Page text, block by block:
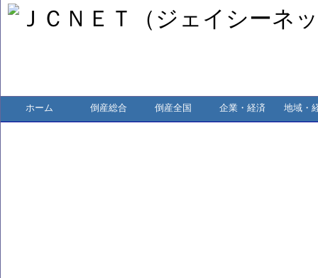
ホーム 倒産総合 倒産全国 企業・経済 地域・